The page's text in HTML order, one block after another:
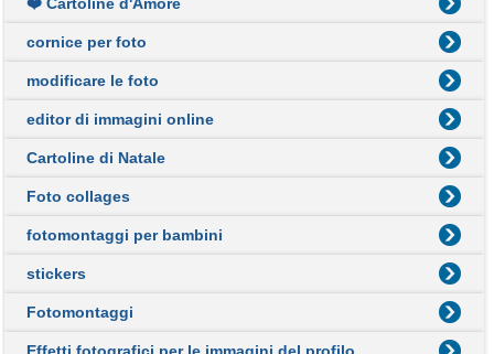
cornice per foto
modificare le foto
editor di immagini online
Cartoline di Natale
Foto collages
fotomontaggi per bambini
stickers
Fotomontaggi